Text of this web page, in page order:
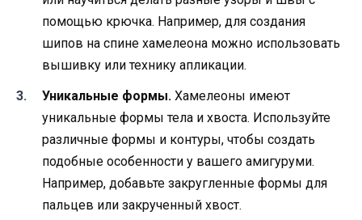
помощью крючка. Например, для создания
шипов на спине хамелеона можно использовать
вышивку или технику апликации.
Уникальные формы. Хамелеоны имеют
уникальные формы тела и хвоста. Используйте
различные формы и контуры, чтобы создать
подобные особенности у вашего амигуруми.
Например, добавьте закругленные формы для
пальцев или закрученный хвост.